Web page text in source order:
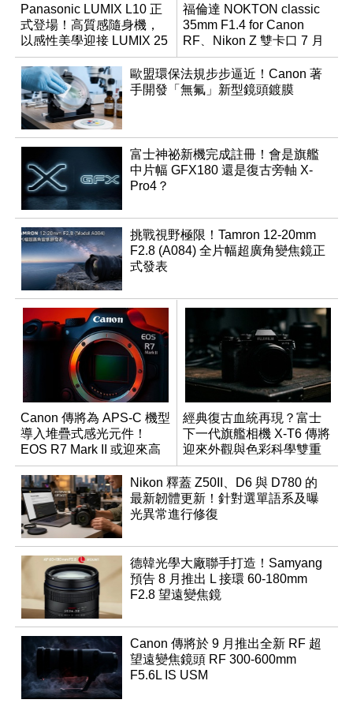
Panasonic LUMIX L10 正
式登場！高質感隨身機，
以感性美學迎接 LUMIX 25
週年
福倫達 NOKTON classic
35mm F1.4 for Canon
RF、Nikon Z 雙卡口 7 月
同步登台
歐盟環保法規步步逼近！Canon 著
手開發「無氟」新型鏡頭鍍膜
富士神祕新機完成註冊！會是旗艦
中片幅 GFX180 還是復古旁軸 X-
Pro4？
挑戰視野極限！Tamron 12-20mm
F2.8 (A084) 全片幅超廣角變焦鏡正
式發表
Canon 傳將為 APS-C 機型
導入堆疊式感光元件！
EOS R7 Mark II 或迎來高
速讀出升級
經典復古血統再現？富士
下一代旗艦相機 X-T6 傳將
迎來外觀與色彩科學雙重
優化
Nikon 釋蓋 Z50II、D6 與 D780 的
最新韌體更新！針對選單語系及曝
光異常進行修復
德韓光學大廠聯手打造！Samyang
預告 8 月推出 L 接環 60-180mm
F2.8 望遠變焦鏡
Canon 傳將於 9 月推出全新 RF 超
望遠變焦鏡頭 RF 300-600mm
F5.6L IS USM